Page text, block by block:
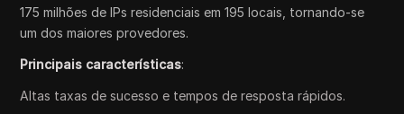
175 milhões de IPs residenciais em 195 locais, tornando-se
um dos maiores provedores.
Principais características:
Altas taxas de sucesso e tempos de resposta rápidos.